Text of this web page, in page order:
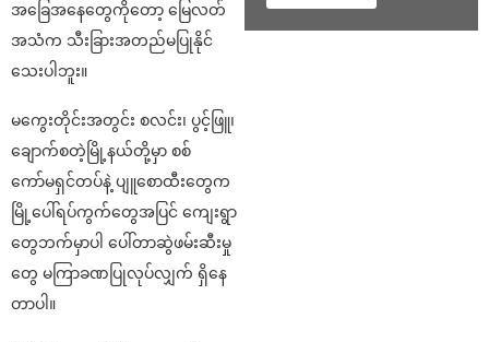
အခြေအနေတွေကိုတော့ မြေလတ်
အသံက သီးခြားအတည်မပြုနိုင်
သေးပါဘူး။
မကွေးတိုင်းအတွင်း စလင်း၊ ပွင့်ဖြူ၊
ချောက်စတဲ့မြို့နယ်တို့မှာ စစ်
ကော်မရှင်တပ်နဲ့ ပျူစောထီးတွေက
မြို့ပေါ်ရပ်ကွက်တွေအပြင် ကျေးရွာ
တွေဘက်မှာပါ ပေါ်တာဆွဲဖမ်းဆီးမှု
တွေ မကြာခဏပြုလုပ်လျှက် ရှိနေ
တာပါ။